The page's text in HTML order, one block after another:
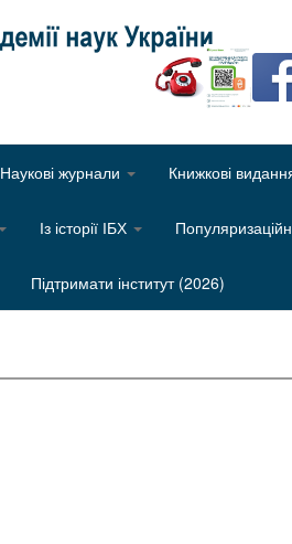
Оберіть свою мову
Наукові журнали Книжкові
Із історії ІБХ
Підтримати інститут (2026)